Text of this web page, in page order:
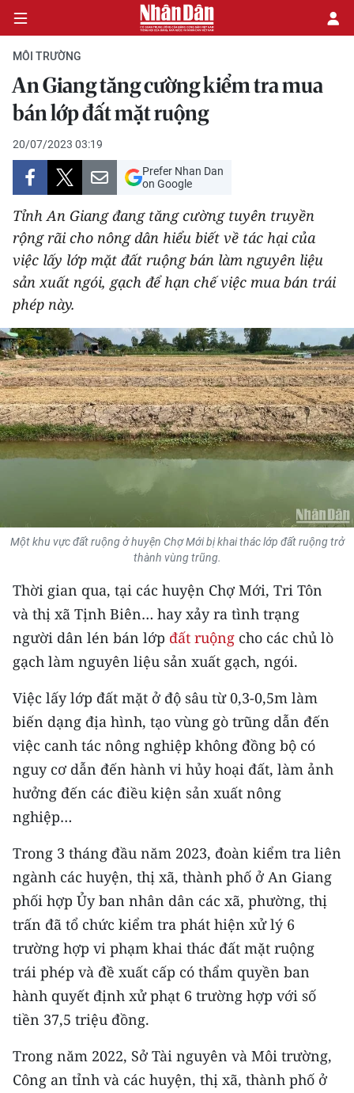
CHÍNH TRỊ
KINH TẾ
VĂN HÓA
XÃ HỘI
PHÁP LUẬT
DU LỊCH
THẾ GIỚI
THỂ THAO
GIÁO DỤC
Y TẾ
KHOA HỌC - CÔNG NGHỆ
MÔI TRƯỜNG
KIỂM CHỨNG THÔNG TIN
TRI THỨC CHUYÊN SÂU
CHƯƠNG TRÌNH OCOP - MỖI XÃ
MỘT SẢN PHẨM
RADIO
MEDIA CENTER
E-Magazine
Video
Media Chính trị
Media Kinh tế
Media Văn hóa
Media Pháp luật
MÔI TRƯỜNG
An Giang tăng cường kiểm tra mua
bán lớp đất mặt ruộng
20/07/2023 03:19
Prefer Nhan Dan
on Google
Tỉnh An Giang đang tăng cường tuyên truyền
rộng rãi cho nông dân hiểu biết về tác hại của
việc lấy lớp mặt đất ruộng bán làm nguyên liệu
sản xuất ngói, gạch để hạn chế việc mua bán trái
phép này.
Một khu vực đất ruộng ở huyện Chợ Mới bị khai thác lớp đất ruộng trở
thành vùng trũng.
Thời gian qua, tại các huyện Chợ Mới, Tri Tôn
và thị xã Tịnh Biên… hay xảy ra tình trạng
người dân lén bán lớp đất ruộng cho các chủ lò
gạch làm nguyên liệu sản xuất gạch, ngói.
Việc lấy lớp đất mặt ở độ sâu từ 0,3-0,5m làm
biến dạng địa hình, tạo vùng gò trũng dẫn đến
việc canh tác nông nghiệp không đồng bộ có
nguy cơ dẫn đến hành vi hủy hoại đất, làm ảnh
hưởng đến các điều kiện sản xuất nông
nghiệp…
Trong 3 tháng đầu năm 2023, đoàn kiểm tra liên
ngành các huyện, thị xã, thành phố ở An Giang
phối hợp Ủy ban nhân dân các xã, phường, thị
trấn đã tổ chức kiểm tra phát hiện xử lý 6
trường hợp vi phạm khai thác đất mặt ruộng
trái phép và đề xuất cấp có thẩm quyền ban
hành quyết định xử phạt 6 trường hợp với số
tiền 37,5 triệu đồng.
Trong năm 2022, Sở Tài nguyên và Môi trường,
Công an tỉnh và các huyện, thị xã, thành phố ở